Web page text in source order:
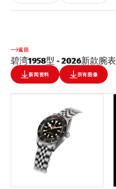
返回
碧湾1958型 - 2026新款腕表
新闻资料 所有图像